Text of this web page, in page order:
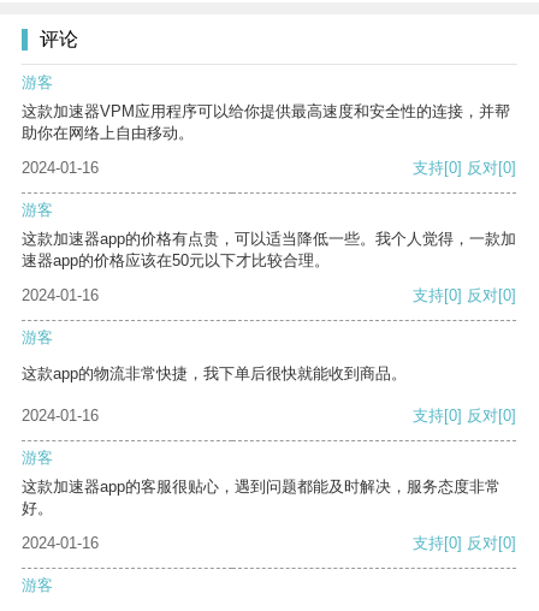
评论
游客
这款加速器VPM应用程序可以给你提供最高速度和安全性的连接，并帮
助你在网络上自由移动。
2024-01-16
支持[0] 反对[0]
游客
这款加速器app的价格有点贵，可以适当降低一些。我个人觉得，一款加
速器app的价格应该在50元以下才比较合理。
2024-01-16
支持[0] 反对[0]
游客
这款app的物流非常快捷，我下单后很快就能收到商品。
2024-01-16 支持[0] 反对[0]
游客
这款加速器app的客服很贴心，遇到问题都能及时解决，服务态度非常
好。
2024-01-16
支持[0] 反对[0]
游客